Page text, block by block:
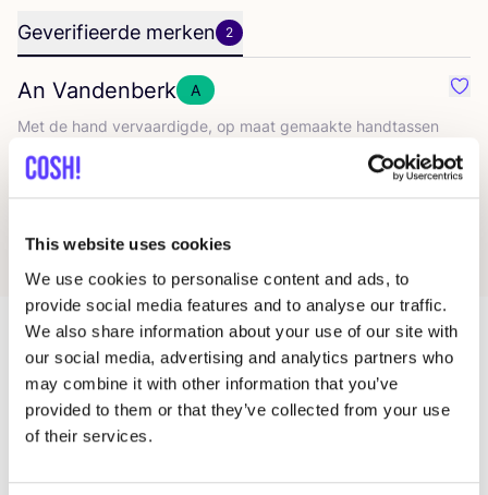
This website uses cookies
We use cookies to personalise content and ads, to
provide social media features and to analyse our traffic.
We also share information about your use of our site with
our social media, advertising and analytics partners who
may combine it with other information that you’ve
provided to them or that they’ve collected from your use
of their services.
Geverifieerde merken 2
An Vandenberk
A
Met de hand ver­vaar­dig­de, op maat gemaak­te handtassen
This Is No Disco
Meer winkels in deze buurt
like